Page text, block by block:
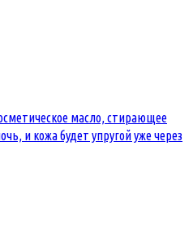
масло, стирающее
и кожа будет упругой уже через